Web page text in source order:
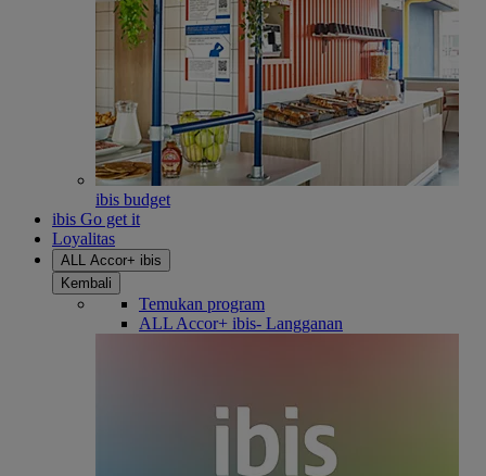
ibis budget
ibis Go get it
Loyalitas
ALL Accor+ ibis
Kembali
Temukan program
ALL Accor+ ibis- Langganan